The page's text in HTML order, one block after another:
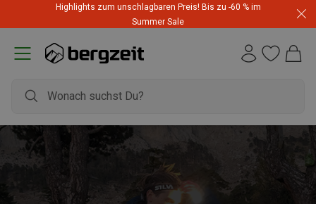
Highlights zum unschlagbaren Preis! Bis zu -60 % im
Summer Sale